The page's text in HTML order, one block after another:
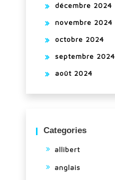
décembre 2024
novembre 2024
octobre 2024
septembre 2024
août 2024
Categories
allibert
anglais